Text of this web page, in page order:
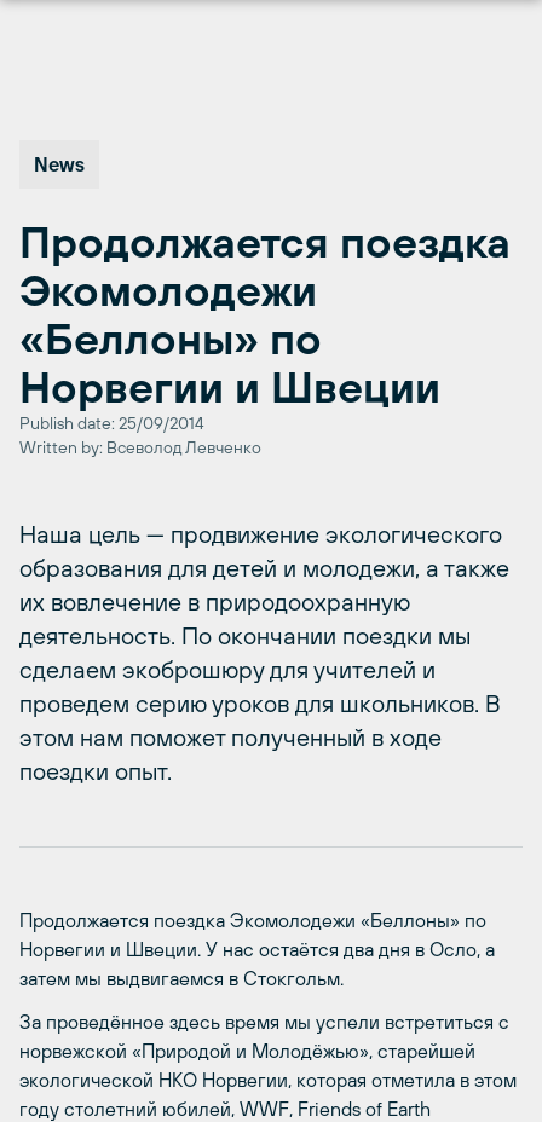
News
Продолжается поездка
Экомолодежи
«Беллоны» по
Норвегии и Швеции
Publish date: 25/09/2014
Written by: Всеволод Левченко
Наша цель — продвижение экологического
образования для детей и молодежи, а также
их вовлечение в природоохранную
деятельность. По окончании поездки мы
сделаем экоброшюру для учителей и
проведем серию уроков для школьников. В
этом нам поможет полученный в ходе
поездки опыт.
Продолжается поездка Экомолодежи «Беллоны» по
Норвегии и Швеции. У нас остаётся два дня в Осло, а
затем мы выдвигаемся в Стокгольм.
За проведённое здесь время мы успели встретиться с
норвежской «Природой и Молодёжью», старейшей
экологической НКО Норвегии, которая отметила в этом
году столетний юбилей, WWF, Friends of Earth